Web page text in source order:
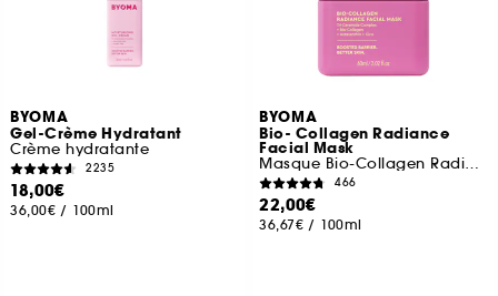
BYOMA
Gel-Crème Hydratant
Crème hydratante
2235
18,00€
36,00€ / 100ml
BYOMA
Bio- Collagen Radiance
Facial Mask
Masque Bio-Collagen Radiance
466
22,00€
36,67€ / 100ml